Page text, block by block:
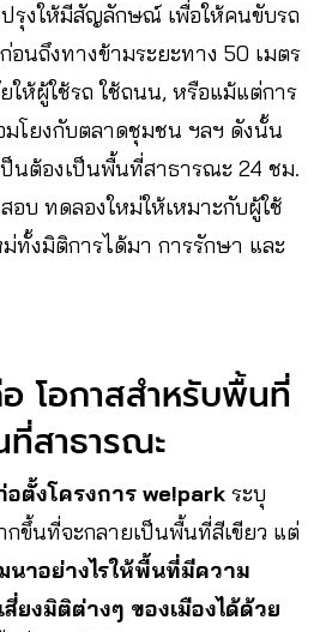
รุงให้มีสัญลักษณ์ เพื่อให้คนขับรถ
นถึงทางข้ามระยะทาง 50 เมตร
ให้ผู้ใช้รถ ใช้ถนน, หรือแม้แต่การ
โยงกับตลาดชุมชน ฯลฯ ดังนั้น
นต้องเป็นพื้นที่สาธารณะ 24 ชม.
บ ทดลองใหม่ให้เหมาะกับผู้ใช้
ทั้งมิติการได้มา การรักษา และ
โอกาสสำหรับพื้นที่
สาธารณะ
ตั้งโครงการ we!park ระบุ
กขึ้นที่จะกลายเป็นพื้นที่สีเขียว แต่
าอย่างไรให้พื้นที่มีความ
ยงมิติต่างๆ ของเมืองได้ด้วย